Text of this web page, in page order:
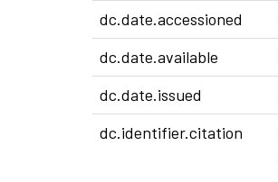
dc.date.accessioned
dc.date.available
dc.date.issued
dc.identifier.citation